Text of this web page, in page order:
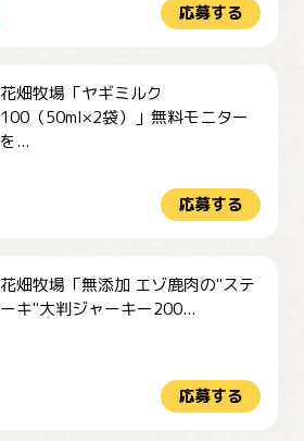
応募する
花畑牧場「ヤギミルク
100（50ml×2袋）」無料モニター
を...
応募する
花畑牧場「無添加 エゾ鹿肉の"ステ
ーキ"大判ジャーキー200...
応募する